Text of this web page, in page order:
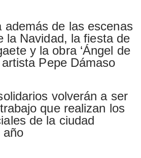
además de las escenas
la Navidad, la fiesta de
y la obra ‘Ángel de
artista Pepe Dámaso
volverán a ser
que realizan los
de la ciudad
año